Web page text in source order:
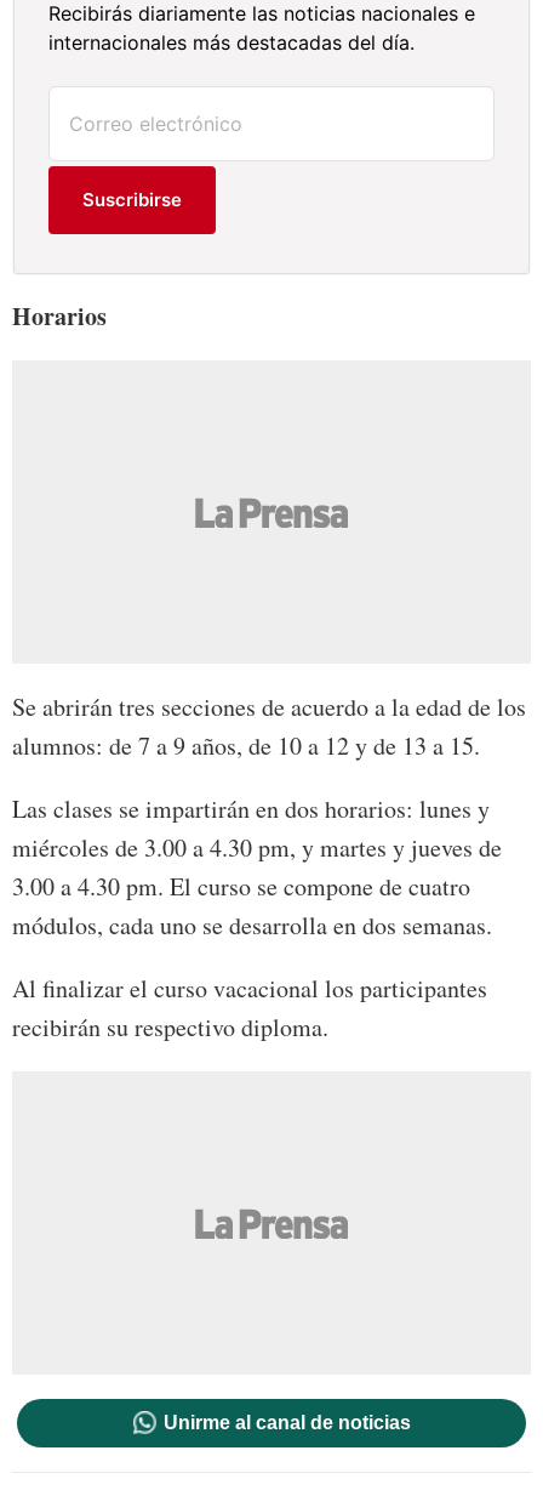
Recibirás diariamente las noticias nacionales e
internacionales más destacadas del día.
Suscribirse
Horarios
Se abrirán tres secciones de acuerdo a la edad de los
alumnos: de 7 a 9 años, de 10 a 12 y de 13 a 15.
Las clases se impartirán en dos horarios: lunes y
miércoles de 3.00 a 4.30 pm, y martes y jueves de
3.00 a 4.30 pm. El curso se compone de cuatro
módulos, cada uno se desarrolla en dos semanas.
Al finalizar el curso vacacional los participantes
recibirán su respectivo diploma.
Unirme al canal de noticias